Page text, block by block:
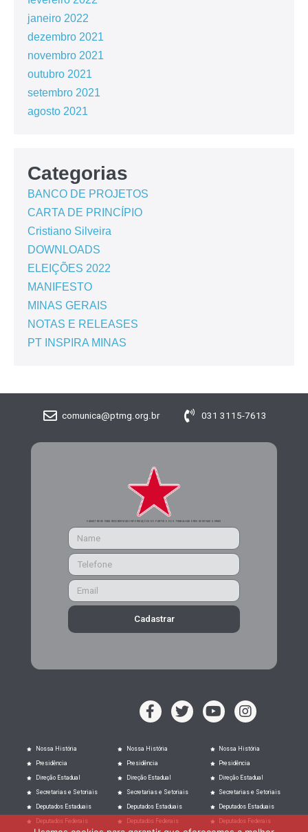
janeiro 2022
dezembro 2021
novembro 2021
outubro 2021
setembro 2021
agosto 2021
Categorias
BANCO DE PROJETOS
CARTA DE PRINCÍPIO
Cristiano Silveira
DOWNLOADS
ELEIÇÕES 2022
MANIFESTO
MINAS GERAIS
NOTAS E RELEASES
PT INSPIRA MINAS
comunica@ptmg.org.br 031 3115-7613
CADASTRE-SE PARA RECEBER MAIS INFORMAÇÕES DO PARTIDO DOS TRABALHADORES DE MINAS GERAIS
Cadastrar
Nossa História
Presidência
Direção Estadual
Secretarias e Setoriais
Deputados Estaduais
Deputados Federais
Nossa História
Presidência
Direção Estadual
Secretarias e Setoriais
Deputados Estaduais
Deputados Federais
Nossa História
Presidência
Direção Estadual
Secretarias e Setoriais
Deputados Estaduais
Deputados Federais